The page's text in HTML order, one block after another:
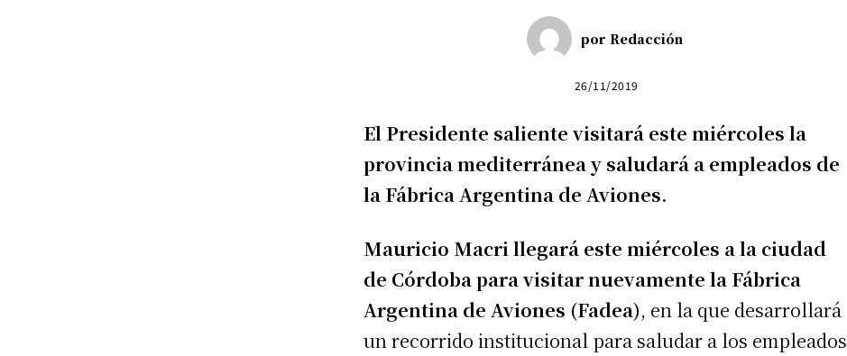
por Redacción
26/11/2019
El Presidente saliente visitará este miércoles la
provincia mediterránea y saludará a empleados de
la Fábrica Argentina de Aviones.
Mauricio Macri llegará este miércoles a la ciudad
de Córdoba para visitar nuevamente la Fábrica
Argentina de Aviones (Fadea), en la que desarrollará
un recorrido institucional para saludar a los empleados